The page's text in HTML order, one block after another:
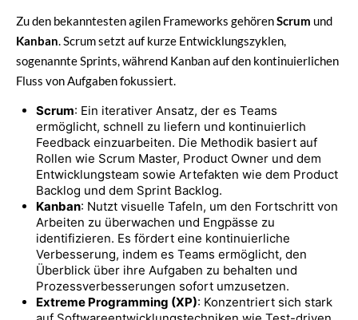
Zu den bekanntesten agilen Frameworks gehörenScrum und
Kanban. Scrum setzt auf kurze Entwicklungszyklen,
sogenannte Sprints, während Kanban auf den kontinuierlichen
Fluss von Aufgaben fokussiert.
Scrum: Ein iterativer Ansatz, der es Teams
ermöglicht, schnell zu liefern und kontinuierlich
Feedback einzuarbeiten. Die Methodik basiert auf
Rollen wie Scrum Master, Product Owner und dem
Entwicklungsteam sowie Artefakten wie dem Product
Backlog und dem Sprint Backlog.
Kanban: Nutzt visuelle Tafeln, um den Fortschritt von
Arbeiten zu überwachen und Engpässe zu
identifizieren. Es fördert eine kontinuierliche
Verbesserung, indem es Teams ermöglicht, den
Überblick über ihre Aufgaben zu behalten und
Prozessverbesserungen sofort umzusetzen.
Extreme Programming (XP): Konzentriert sich stark